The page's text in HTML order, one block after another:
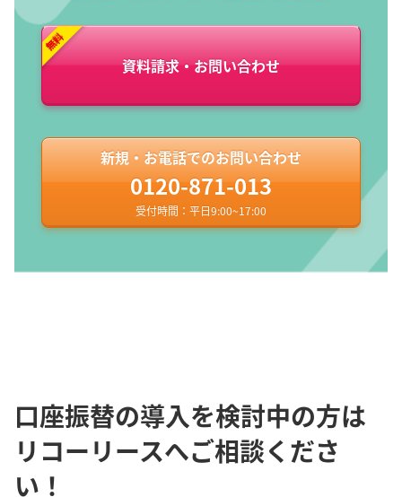
資料請求・お問い合わせ
新規・お電話でのお問い合わせ
0120-871-013
受付時間：平日9:00~17:00
口座振替の導入を検討中の方は
リコーリースへご相談くださ
い！